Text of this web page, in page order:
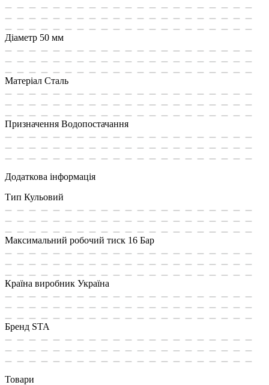
Діаметр 50 мм
Матеріал Сталь
Призначення Водопостачання
Додаткова інформація
Тип Кульовий
Максимальний робочий тиск 16 Бар
Країна виробник Україна
Бренд STA
Товари